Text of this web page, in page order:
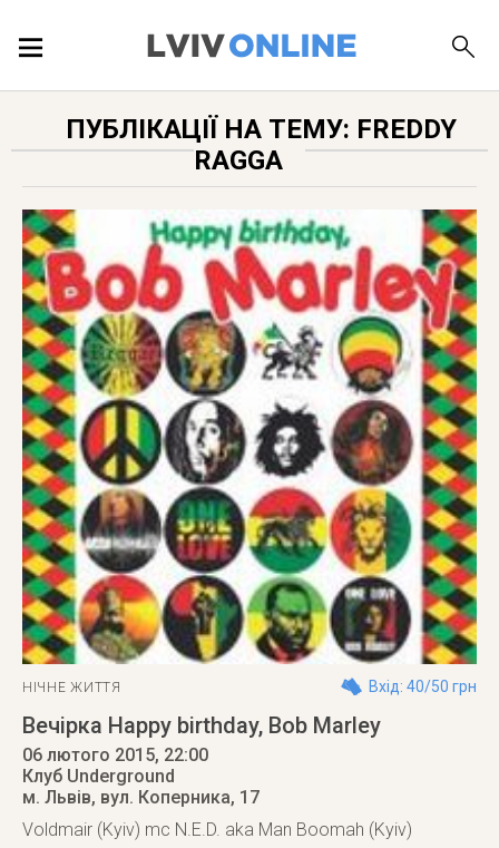
ПУБЛІКАЦІЇ
ДОВІДКА
ПУБЛІКАЦІЇ НА ТЕМУ: FREDDY
RAGGA
НІЧНЕ ЖИТТЯ Вхід: 40/50 грн
Вечірка Happy birthday, Bob Marley
06 лютого 2015, 22:00
Клуб Underground
м. Львів, вул. Коперника, 17
Voldmair (Kyiv) mc N.E.D. aka Man Boomah (Kyiv)